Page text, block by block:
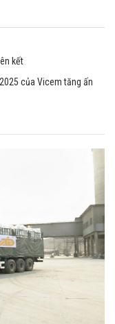
kết
của Vicem tăng ấn